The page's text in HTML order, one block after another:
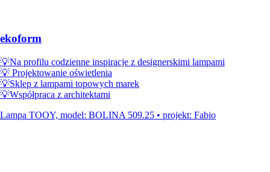
ekoform
💡Na profilu codzienne inspiracje z designerskimi lampami
💡 Projektowanie oświetlenia
💡Sklep z lampami topowych marek
💡Współpraca z architektami
Lampa TOOY, model: BOLINA 509.25 • projekt: Fabio